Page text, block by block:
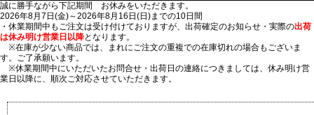
誠に勝手ながら下記期間 お休みをいただきます。
2026年8月7日(金)～2026年8月16日(日)までの10日間
・休業期間中もご注文は受け付けておりますが、出荷確定のお知らせ・実際の出荷
は休み明け営業日以降となります。
※在庫が少ない商品では、まれにご注文の重複での在庫切れの場合もございま
す。ご了承願います。
※休業期間中にいただいたお問合せ・出荷日の連絡につきましては、休み明け営
業日以降に、順次ご対応させていただきます。